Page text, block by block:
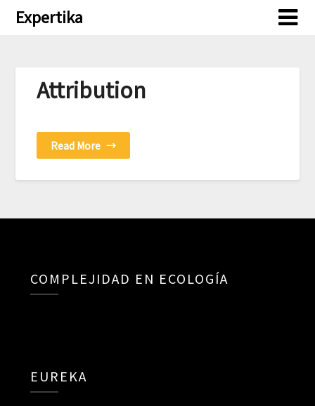
SkipExpertika
Attribution
Read More →
COMPLEJIDAD EN ECOLOGÍA
EUREKA